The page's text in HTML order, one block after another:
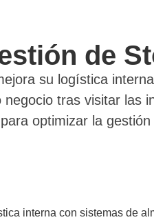
de
su logística
tras visitar las
optimizar la
interna con sistemas de